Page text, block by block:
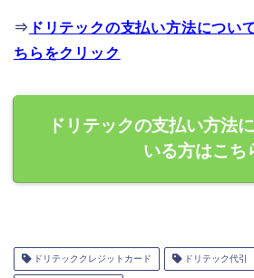
⇒ ドリテックの支払い方法につい
ちらをクリック
ドリテックの支払い方法
いる方はこち
ドリテッククレジットカード ドリテック代引